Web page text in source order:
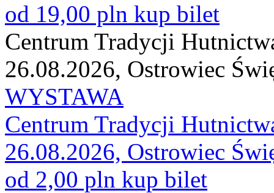
od 19,00 pln kup bilet
Centrum Tradycji
26.08.2026, Ostrowiec
WYSTAWA
Centrum Tradycji
26.08.2026, Ostrowiec
od 2,00 pln kup bilet